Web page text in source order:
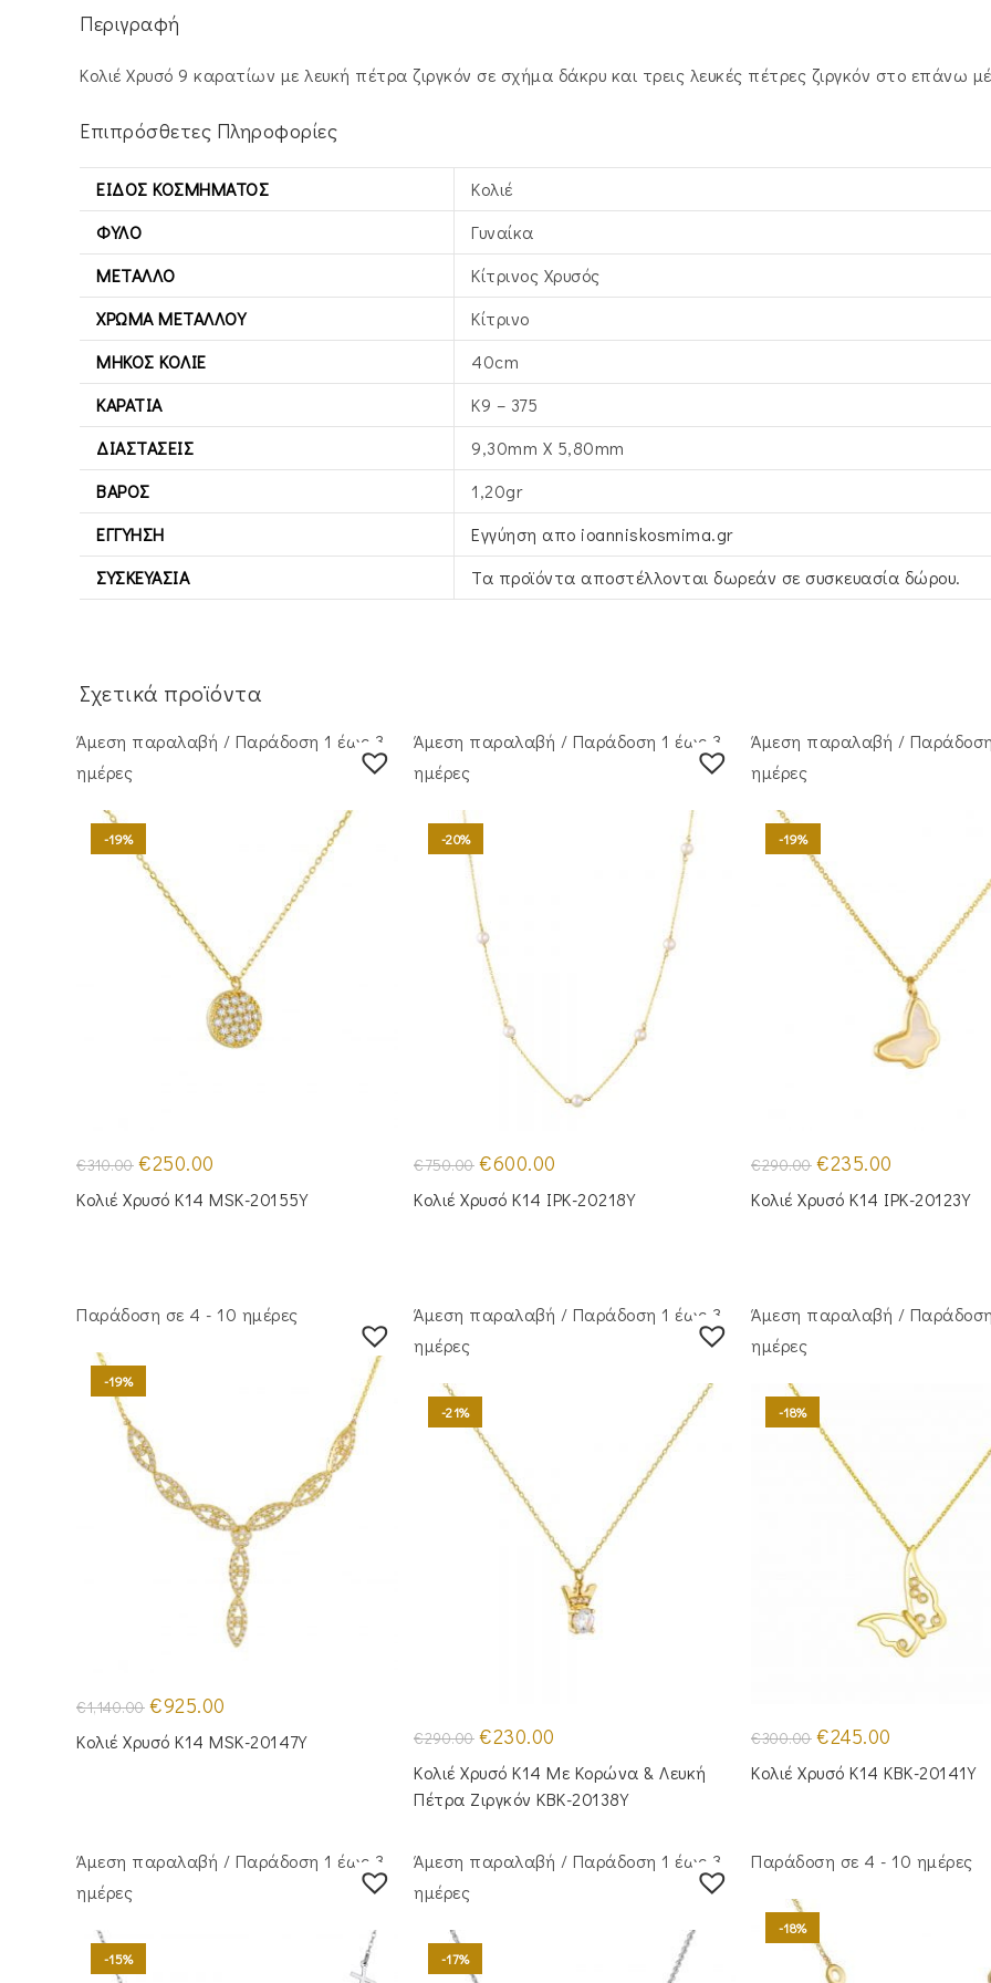
SXS-
Περιγραφή
Κολιέ Χρυσό 9 καρατίων με λευκή πέτρα ζιργκόν σε σχήμα δάκρυ και τρεις λευκές πέτρες ζιργκόν στο επάνω
Επιπρόσθετες Πληροφορίες
ΕΊΔΟΣ ΚΟΣΜΉΜΑΤΟΣ
Κολιέ
ΦΎΛΟ
Γυναίκα
ΜΈΤΑΛΛΟ
Κίτρινος Xρυσός
ΧΡΏΜΑ ΜΕΤΆΛΛΟΥ
Κίτρινο
ΜΉΚΟΣ ΚΟΛΙΈ
40cm
ΚΑΡΆΤΙΑ
Κ9 – 375
ΔΙΑΣΤΆΣΕΙΣ
9,30mm Χ 5,80mm
ΒΆΡΟΣ
1,20gr
ΕΓΓΎΗΣΗ
Εγγύηση απο ioanniskosmima.gr
ΣΥΣΚΕΥΑΣΊΑ
Τα προϊόντα αποστέλλονται δωρεάν σε συσκευασία δώρου.
Σχετικά προϊόντα
Άμεση παραλαβή / Παράδoση 1 έως 3
ημέρες
-19%
€310.00 Original
price
was:
€310.00.
€250.00
τιμή
είναι:
Κολιέ Χρυσό Κ14 MSK-20155Y
Άμεση παραλαβή / Παράδoση 1 έως 3
ημέρες
-20%
€750.00 Original
price
was:
€750.00.
€600.00
τιμή
είναι:
Κολιέ Χρυσό Κ14 IPK-20218Y
Άμεση παραλαβή /
ημέρες
-19%
€290.00 Original
price
was:
€290.00.
€235.00
τιμή
είναι:
Κολιέ Χρυσό Κ14 IPK-20123Y
Παράδοση σε 4 - 10 ημέρες
-19%
€1,140.00 Original
price
was:
€1,140.00.
€925.00
τιμή
είναι:
Κολιέ Χρυσό Κ14 MSK-20147Y
Άμεση παραλαβή / Παράδoση 1 έως 3
ημέρες
-21%
€290.00 Original
price
was:
€290.00.
€230.00
τιμή
είναι:
€230.00.
Κολιέ Χρυσό Κ14 Με Κορώνα & Λευκή
Πέτρα Ζιργκόν KBK-20138Y
Άμεση παραλαβή /
ημέρες
-18%
€300.00 Original
price
was:
€300.00.
€245.00
τιμή
είναι:
Κολιέ Χρυσό Κ14 KBK-20141Y
Άμεση παραλαβή / Παράδoση 1 έως 3
ημέρες
-15%
Άμεση παραλαβή / Παράδoση 1 έως 3
ημέρες
-17%
Παράδοση σε 4 - 10 ημέρες
-18%